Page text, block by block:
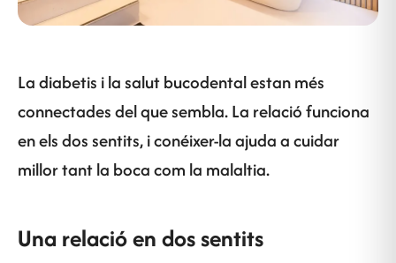
La diabetis i la salut bucodental estan més
connectades del que sembla. La relació funciona
en els dos sentits, i conéixer-la ajuda a cuidar
millor tant la boca com la malaltia.
Una relació en dos sentits